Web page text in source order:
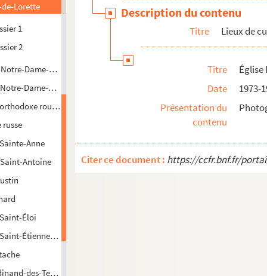
Lorette
1
2
Dame-de-la-Salette
Dame-des-Victoires
roumaine
russe
Anne
Saint-Antoine
Éloi
Étienne-du-Mont
des-Ternes
Description du contenu
Titre Lieux de
Titre
Date
1973-
Présentation du
contenu
Citer ce document : https://ccfr.bnf.fr/